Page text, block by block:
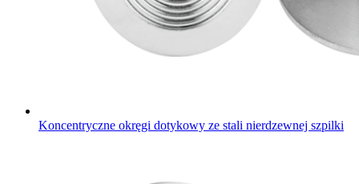
Koncentryczne okręgi dotykowy ze stali nierdzewnej szpilki